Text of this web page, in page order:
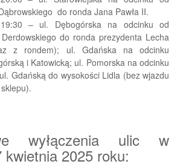
do ronda Jana Pawła II.
– ul. Dębogórska na odcinku od
do ronda prezydenta Lecha
z rondem); ul. Gdańska na odcinku
i Katowicką; ul. Pomorska na odcinku
Gdańską do wysokości Lidla (bez wjazdu
wyłączenia ulic w
kwietnia 2025 roku: